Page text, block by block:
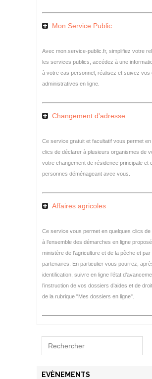
Mon Service Public
Avec mon.service-public.fr, simplifiez votre
les services publics, accédez à une
à votre cas personnel, réalisez et suivez vos
administratives en ligne.
Changement d'adresse
Ce service gratuit et facultatif vous permet en
clics de déclarer à plusieurs organismes de
votre changement de résidence principale et
personnes déménageant avec vous.
Affaires agricoles
Ce service vous permet en quelques clics
à l’ensemble des démarches en ligne
ministère de l’agriculture et de la pêche et par
partenaires. En particulier vous pourrez,
identification, suivre en ligne l’état
l’instruction de vos dossiers d’aides et de
de la rubrique "Mes dossiers en ligne".
EVÈNEMENTS